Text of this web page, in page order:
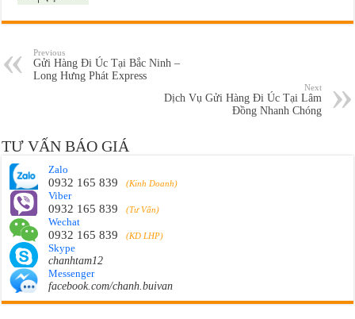
Previous
Gửi Hàng Đi Úc Tại Bắc Ninh –
Long Hưng Phát Express
Next
Dịch Vụ Gửi Hàng Đi Úc Tại Lâm
Đồng Nhanh Chóng
TƯ VẤN BÁO GIÁ
Zalo
0932 165 839 (Kinh Doanh)
Viber
0932 165 839 (Tư Vấn)
Wechat
0932 165 839 (KD LHP)
Skype
chanhtam12
Messenger
facebook.com/chanh.buivan